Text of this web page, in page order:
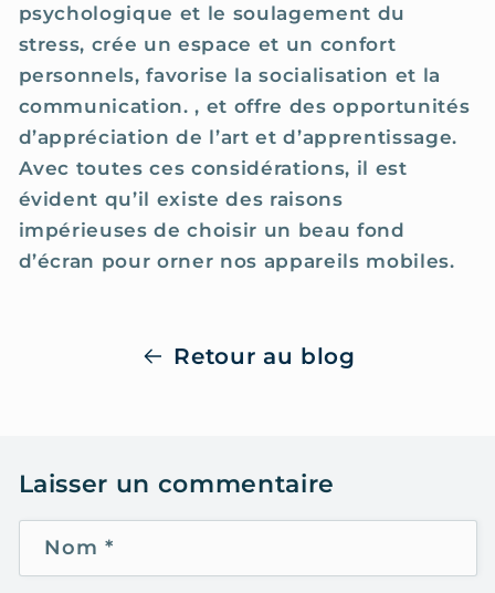
psychologique et le soulagement du
stress, crée un espace et un confort
personnels, favorise la socialisation et la
communication. , et offre des opportunités
d’appréciation de l’art et d’apprentissage.
Avec toutes ces considérations, il est
évident qu’il existe des raisons
impérieuses de choisir un beau fond
d’écran pour orner nos appareils mobiles.
Retour au blog
Laisser un commentaire
Nom *